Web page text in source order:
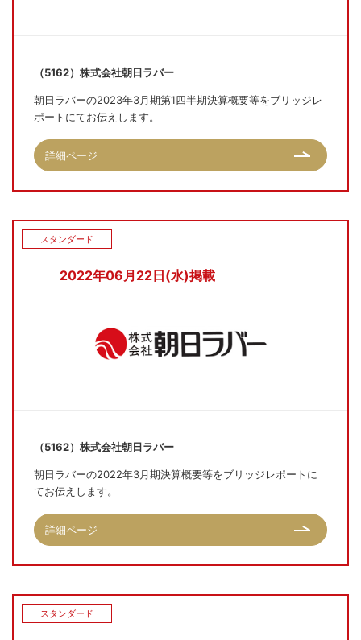
（5162）株式会社朝日ラバー
朝日ラバーの2023年3月期第1四半期決算概要等をブリッジレ
ポートにてお伝えします。
詳細ページ
2022年06月22日(水)掲載
スタンダード
（5162）株式会社朝日ラバー
朝日ラバーの2022年3月期決算概要等をブリッジレポートに
てお伝えします。
詳細ページ
スタンダード